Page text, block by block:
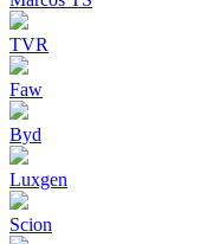
TVR
Faw
Byd
Luxgen
Scion